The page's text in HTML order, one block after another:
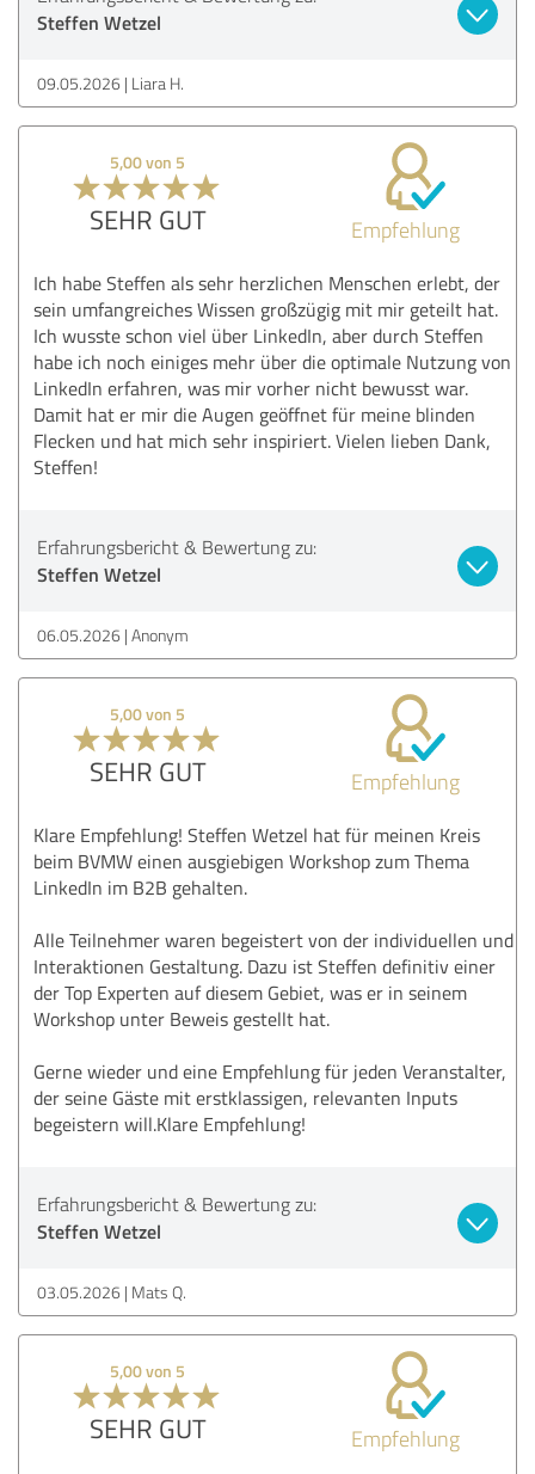
Steffen Wetzel
09.05.2026 Liara H.
5,00 von 5
SEHR GUT Empfehlung
Ich habe Steffen als sehr herzlichen Menschen erlebt, der
sein umfangreiches Wissen großzügig mit mir geteilt hat.
Ich wusste schon viel über LinkedIn, aber durch Steffen
habe ich noch einiges mehr über die optimale Nutzung von
LinkedIn erfahren, was mir vorher nicht bewusst war.
Damit hat er mir die Augen geöffnet für meine blinden
Flecken und hat mich sehr inspiriert. Vielen lieben Dank,
Steffen!
Erfahrungsbericht & Bewertung zu:
Steffen Wetzel
06.05.2026 Anonym
5,00 von 5
SEHR GUT Empfehlung
Klare Empfehlung! Steffen Wetzel hat für meinen Kreis
beim BVMW einen ausgiebigen Workshop zum Thema
LinkedIn im B2B gehalten.
Alle Teilnehmer waren begeistert von der individuellen und
Interaktionen Gestaltung. Dazu ist Steffen definitiv einer
der Top Experten auf diesem Gebiet, was er in seinem
Workshop unter Beweis gestellt hat.
Gerne wieder und eine Empfehlung für jeden Veranstalter,
der seine Gäste mit erstklassigen, relevanten Inputs
begeistern will.Klare Empfehlung!
Erfahrungsbericht & Bewertung zu:
Steffen Wetzel
03.05.2026 Mats Q.
5,00 von 5
SEHR GUT Empfehlung